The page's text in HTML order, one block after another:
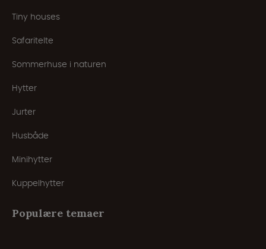
Tiny houses
Safaritelte
Sommerhuse i naturen
Hytter
Jurter
Husbåde
Minihytter
Kuppelhytter
Populære temaer